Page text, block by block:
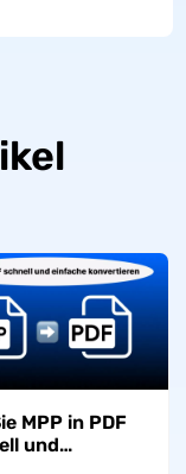
MPP in PDF
und